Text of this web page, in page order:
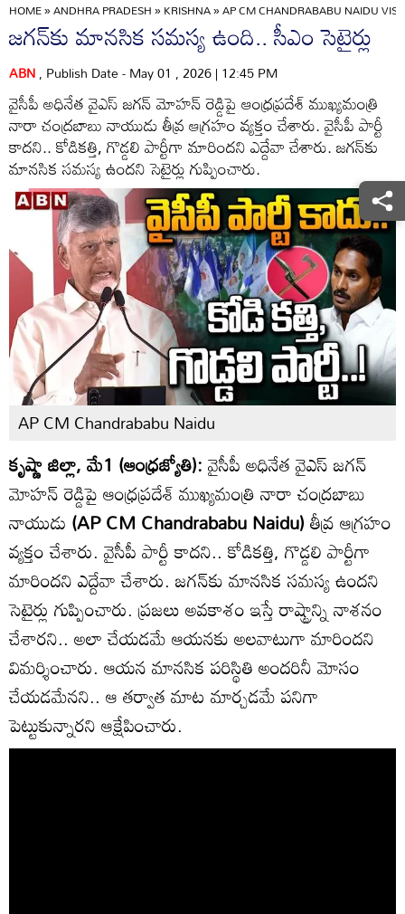
HOME»ANDHRA PRADESH»KRISHNA»AP CM CHANDRABABU NAIDU
జగన్‌కు మానసిక సమస్య ఉంది.. సీఎం సెటైర్లు
ABN, Publish Date - May 01 , 2026 | 12:45 PM
వైసీపీ అధినేత వైఎస్ జగన్ మోహన్ రెడ్డిపై ఆంధ్రప్రదేశ్ ముఖ్యమంత్రి
నారా చంద్రబాబు నాయుడు తీవ్ర ఆగ్రహం వ్యక్తం చేశారు. వైసీపీ పార్టీ
కాదని.. కోడికత్తి, గొడ్డలి పార్టీగా మారిందని ఎద్దేవా చేశారు. జగన్‌కు
మానసిక సమస్య ఉందని సెటైర్లు గుప్పించారు.
AP CM Chandrababu Naidu
కృష్ణా జిల్లా, మే1 (ఆంధ్రజ్యోతి):వైసీపీ అధినేత వైఎస్ జగన్
మోహన్ రెడ్డిపై ఆంధ్రప్రదేశ్ ముఖ్యమంత్రి నారా చంద్రబాబు
నాయుడు (AP CM Chandrababu Naidu)తీవ్ర ఆగ్రహం
వ్యక్తం చేశారు. వైసీపీ పార్టీ కాదని.. కోడికత్తి, గొడ్డలి పార్టీగా
మారిందని ఎద్దేవా చేశారు. జగన్‌కు మానసిక సమస్య ఉందని
సెటైర్లు గుప్పించారు. ప్రజలు అవకాశం ఇస్తే రాష్ట్రాన్ని నాశనం
చేశారని.. అలా చేయడమే ఆయనకు అలవాటుగా మారిందని
విమర్శించారు. ఆయన మానసిక పరిస్థితి అందరినీ మోసం
చేయడమేనని.. ఆ తర్వాత మాట మార్చడమే పనిగా
పెట్టుకున్నారని ఆక్షేపించారు.